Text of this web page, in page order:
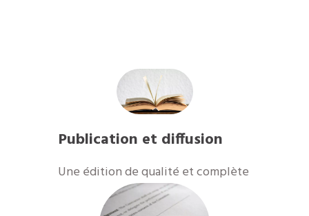
Publication et diffusion
​Une édition de qualité et complète